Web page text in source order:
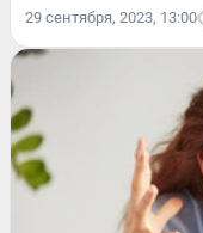
29 сентября, 2023, 13:00